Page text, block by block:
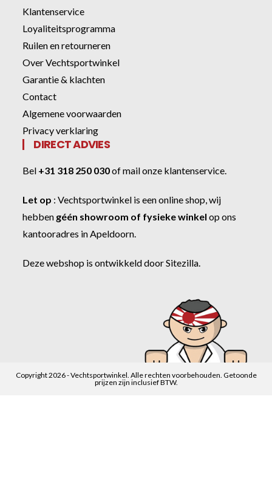
Klantenservice
Loyaliteitsprogramma
Ruilen en retourneren
Over Vechtsportwinkel
Garantie & klachten
Contact
Algemene voorwaarden
Privacy verklaring
DIRECT ADVIES
Bel +31 318 250 030ofmail onze klantenservice
Let op :Vechtsportwinkel is een online shop, wij
hebben géén showroom of fysieke winkel op ons
kantooradres in Apeldoorn.
Deze webshop is ontwikkeld doorSitezilla
Copyright 2026 - Vechtsportwinkel. Alle rechten voorbehouden. Getoonde
prijzen zijn inclusief BTW.